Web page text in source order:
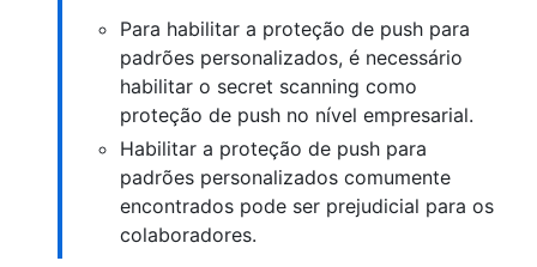
Para habilitar a proteção de push para
padrões personalizados, é necessário
habilitar o secret scanning como
proteção de push no nível empresarial.
Habilitar a proteção de push para
padrões personalizados comumente
encontrados pode ser prejudicial para os
colaboradores.